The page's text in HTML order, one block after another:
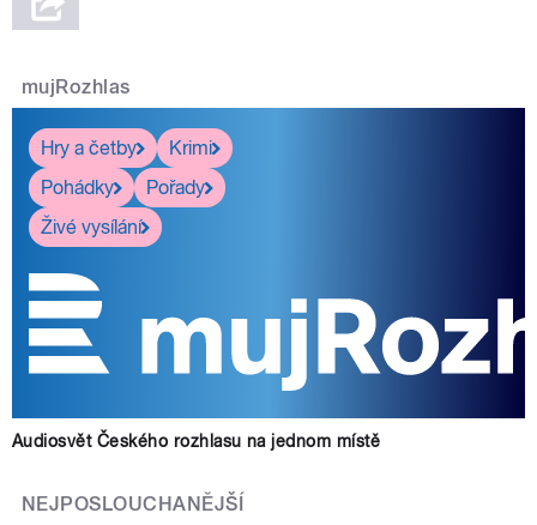
mujRozhlas
Hry a četby
Krimi
Pohádky
Pořady
Živé vysílání
Audiosvět Českého rozhlasu na jednom místě
NEJPOSLOUCHANĚJŠÍ